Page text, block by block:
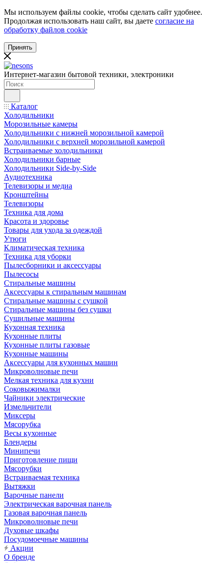
Мы используем файлы cookie, чтобы сделать сайт удобнее.
Продолжая использовать наш сайт, вы даете согласие на
обработку файлов cookie
Принять
Интернет-магазин бытовой техники, электроники
Каталог
Холодильники
Морозильные камеры
Холодильники с нижней морозильной камерой
Холодильники с верхней морозильной камерой
Встраиваемые холодильники
Холодильники барные
Холодильники Side-by-Side
Аудиотехника
Телевизоры и медиа
Кронштейны
Телевизоры
Техника для дома
Красота и здоровье
Товары для ухода за одеждой
Утюги
Климатическая техника
Техника для уборки
Пылесборники и аксессуары
Пылесосы
Стиральные машины
Аксессуары к стиральным машинам
Стиральные машины с сушкой
Стиральные машины без сушки
Сушильные машины
Кухонная техника
Кухонные плиты
Кухонные плиты газовые
Кухонные машины
Аксессуары для кухонных машин
Микроволновые печи
Мелкая техника для кухни
Соковыжималки
Чайники электрические
Измельчители
Миксеры
Мясорубка
Весы кухонные
Блендеры
Минипечи
Приготовление пищи
Мясорубки
Встраиваемая техника
Вытяжки
Варочные панели
Электрическая варочная панель
Газовая варочная панель
Микроволновые печи
Духовые шкафы
Посудомоечные машины
Акции
О бренде